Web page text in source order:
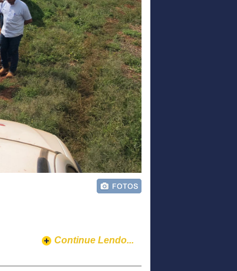
Continue Lendo...